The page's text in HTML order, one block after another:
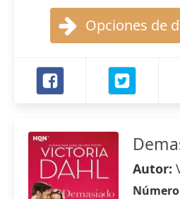
Opciones de
Autor: